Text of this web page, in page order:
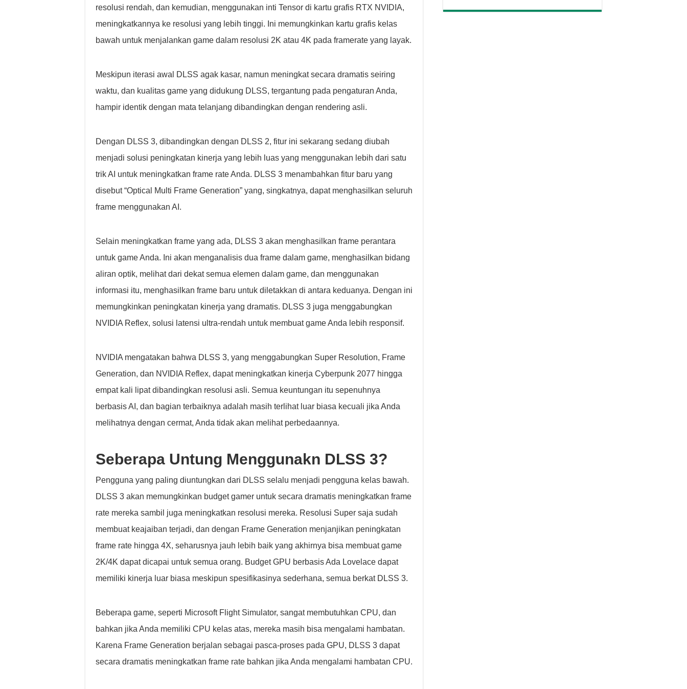
resolusi rendah, dan kemudian, menggunakan inti Tensor di kartu grafis RTX NVIDIA,
meningkatkannya ke resolusi yang lebih tinggi. Ini memungkinkan kartu grafis kelas
bawah untuk menjalankan game dalam resolusi 2K atau 4K pada framerate yang layak.
Meskipun iterasi awal DLSS agak kasar, namun meningkat secara dramatis seiring
waktu, dan kualitas game yang didukung DLSS, tergantung pada pengaturan Anda,
hampir identik dengan mata telanjang dibandingkan dengan rendering asli.
Dengan DLSS 3, dibandingkan dengan DLSS 2, fitur ini sekarang sedang diubah
menjadi solusi peningkatan kinerja yang lebih luas yang menggunakan lebih dari satu
trik AI untuk meningkatkan frame rate Anda. DLSS 3 menambahkan fitur baru yang
disebut “Optical Multi Frame Generation” yang, singkatnya, dapat menghasilkan seluruh
frame menggunakan AI.
Selain meningkatkan frame yang ada, DLSS 3 akan menghasilkan frame perantara
untuk game Anda. Ini akan menganalisis dua frame dalam game, menghasilkan bidang
aliran optik, melihat dari dekat semua elemen dalam game, dan menggunakan
informasi itu, menghasilkan frame baru untuk diletakkan di antara keduanya. Dengan ini
memungkinkan peningkatan kinerja yang dramatis. DLSS 3 juga menggabungkan
NVIDIA Reflex, solusi latensi ultra-rendah untuk membuat game Anda lebih responsif.
NVIDIA mengatakan bahwa DLSS 3, yang menggabungkan Super Resolution, Frame
Generation, dan NVIDIA Reflex, dapat meningkatkan kinerja Cyberpunk 2077 hingga
empat kali lipat dibandingkan resolusi asli. Semua keuntungan itu sepenuhnya
berbasis AI, dan bagian terbaiknya adalah masih terlihat luar biasa kecuali jika Anda
melihatnya dengan cermat, Anda tidak akan melihat perbedaannya.
Seberapa Untung Menggunakn DLSS 3?
Pengguna yang paling diuntungkan dari DLSS selalu menjadi pengguna kelas bawah.
DLSS 3 akan memungkinkan budget gamer untuk secara dramatis meningkatkan frame
rate mereka sambil juga meningkatkan resolusi mereka. Resolusi Super saja sudah
membuat keajaiban terjadi, dan dengan Frame Generation menjanjikan peningkatan
frame rate hingga 4X, seharusnya jauh lebih baik yang akhirnya bisa membuat game
2K/4K dapat dicapai untuk semua orang. Budget GPU berbasis Ada Lovelace dapat
memiliki kinerja luar biasa meskipun spesifikasinya sederhana, semua berkat DLSS 3.
Beberapa game, seperti Microsoft Flight Simulator, sangat membutuhkan CPU, dan
bahkan jika Anda memiliki CPU kelas atas, mereka masih bisa mengalami hambatan.
Karena Frame Generation berjalan sebagai pasca-proses pada GPU, DLSS 3 dapat
secara dramatis meningkatkan frame rate bahkan jika Anda mengalami hambatan CPU.